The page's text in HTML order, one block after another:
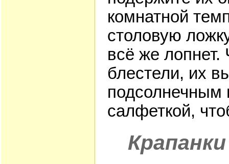
комнатной
столовую
всё же
блестели, их
подсолнечным
салфеткой,
Крапанки